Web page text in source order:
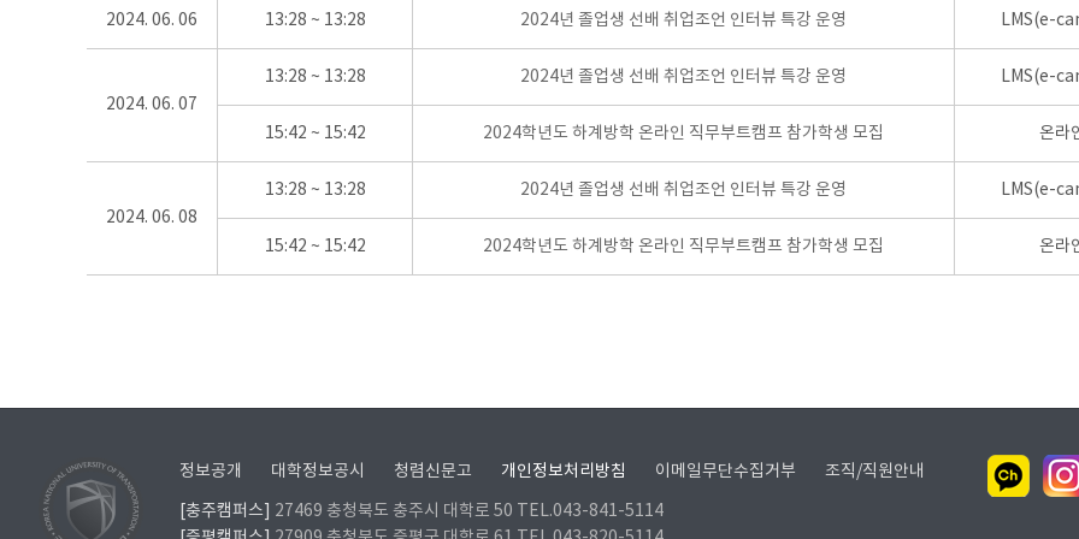
2024. 06. 06 13:28 ~ 13:28 2024년 졸업생 선배 취업조언 인터뷰 특강 운영 LMS(e-
2024. 06. 07
13:28 ~ 13:28 2024년 졸업생 선배 취업조언 인터뷰 특강 운영 LMS(e-
15:42 ~ 15:42 2024학년도 하계방학 온라인 직무부트캠프 참가학생 모집 온라
2024. 06. 08
13:28 ~ 13:28 2024년 졸업생 선배 취업조언 인터뷰 특강 운영 LMS(e-
15:42 ~ 15:42 2024학년도 하계방학 온라인 직무부트캠프 참가학생 모집 온라
정보공개 대학정보공시 청렴신문고 개인정보처리방침 이메일무단수집거부 조직/직원안내
[충주캠퍼스]
27469 충청북도 충주시 대학로 50 TEL.043-841-5114